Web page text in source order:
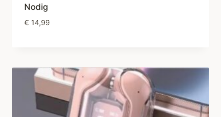
Nodig
€ 14,99